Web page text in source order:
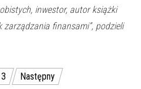
inwestor, autor książki
zarządzania finansami”, podzieli
3 Następny